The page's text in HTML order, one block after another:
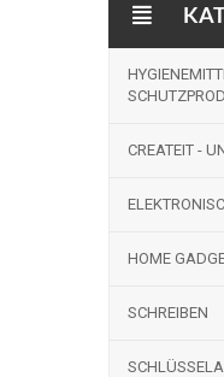
CREATEIT -
HOME
SCHREIBEN